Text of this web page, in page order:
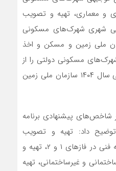
و معماری، تهیه و تصویب
شهری شهرک‌های مسکونی
ملی زمین و مسکن و اخذ
مسکونی دولتی را از
دیگر شاخص‌های برنامه اجرایی سال ۱۴۰۴ سازمان ملی زمین
پیشنهادی برنامه
توضیح داد: تهیه و تصویب
طرح‌های آماده‌سازی در کمیته فنی در فازهای ۱ و ۲، تهیه و
و غیرساختمانی، تهیه